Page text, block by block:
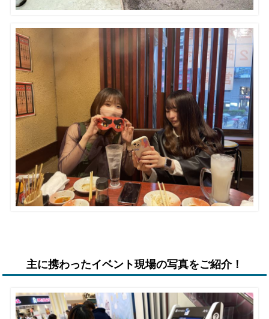
主に携わったイベント現場の写真をご紹介！